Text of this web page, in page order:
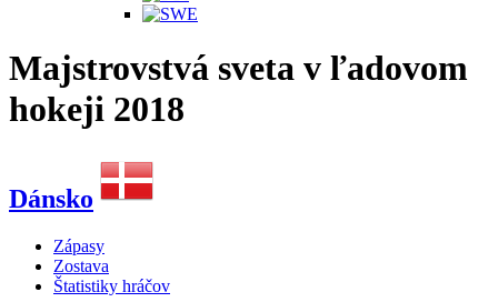
Majstrovstvá sveta v ľadovom
hokeji 2018
Dánsko
Zápasy
Zostava
Štatistiky hráčov